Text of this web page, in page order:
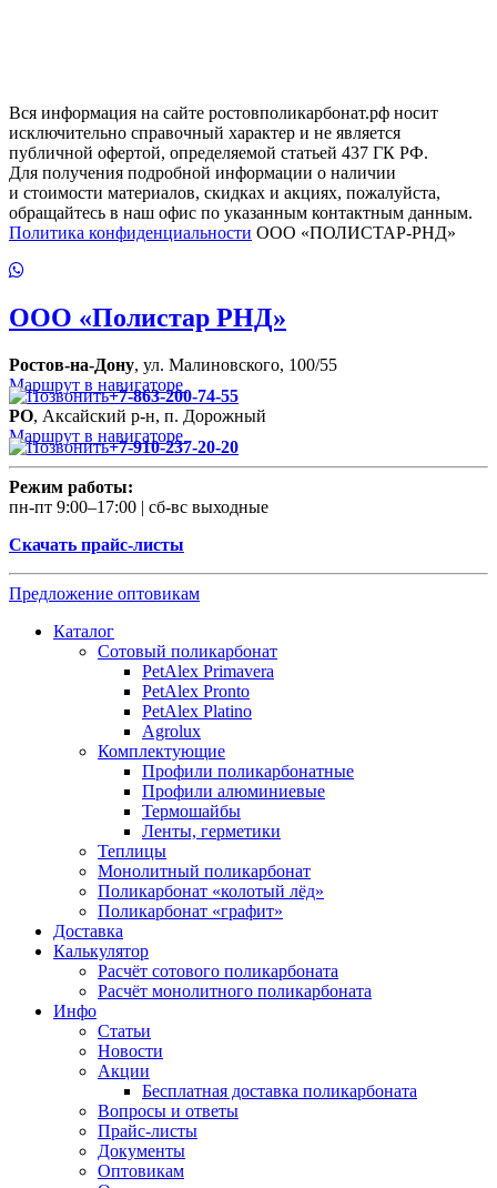
Вся информация на сайте ростовполикарбонат.рф носит
исключительно справочный характер и не является
публичной офертой, определяемой статьей 437 ГК РФ.
Для получения подробной информации о наличии
и стоимости материалов, скидках и акциях, пожалуйста,
обращайтесь в наш офис по указанным контактным данным.
Политика конфиденциальности ООО «ПОЛИСТАР-РНД»
ООО «Полистар РНД»
Ростов-на-Дону, ул. Малиновского, 100/55
Маршрут в навигаторе
+7-863-200-74-55
РО, Аксайский р-н, п. Дорожный
Маршрут в навигаторе
+7-910-237-20-20
Режим работы:
пн-пт 9:00–17:00 | сб-вс выходные
Скачать прайс-листы
Предложение оптовикам
Каталог
Сотовый поликарбонат
PetAlex Primavera
PetAlex Pronto
PetAlex Platino
Agrolux
Комплектующие
Профили поликарбонатные
Профили алюминиевые
Термошайбы
Ленты, герметики
Теплицы
Монолитный поликарбонат
Поликарбонат «колотый лёд»
Поликарбонат «графит»
Доставка
Калькулятор
Расчёт сотового поликарбоната
Расчёт монолитного поликарбоната
Инфо
Статьи
Новости
Акции
Бесплатная доставка поликарбоната
Вопросы и ответы
Прайс-листы
Документы
Оптовикам